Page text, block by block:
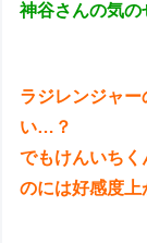
神谷さんの気の
ラジレンジャ
い…？
でもけんいち
のには好感度上